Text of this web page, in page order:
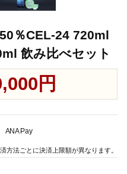
％CEL-24 720ml
飲み比べセット
円
ANA Pay
方法ごとに決済上限額が異なります。